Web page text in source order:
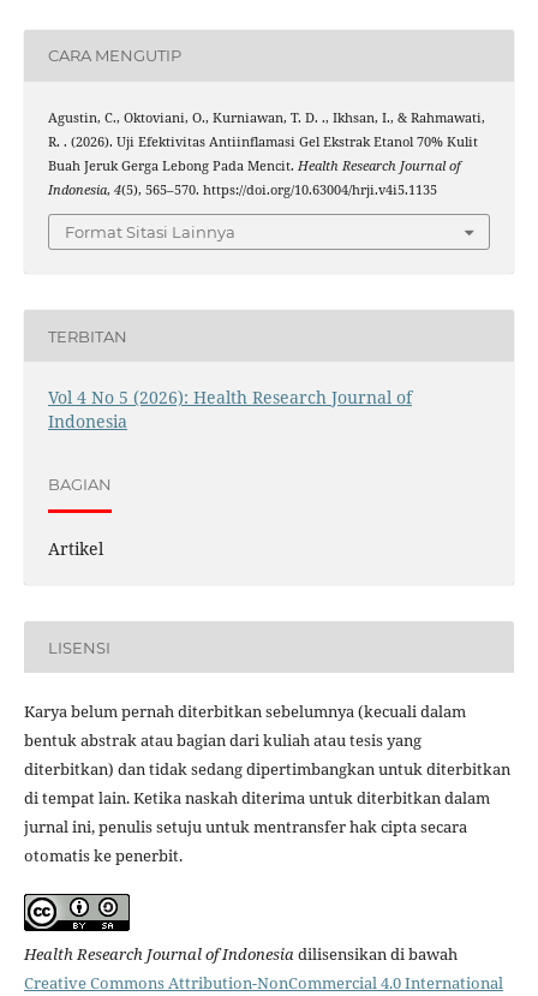
CARA MENGUTIP
Agustin, C., Oktoviani, O., Kurniawan, T. D. ., Ikhsan, I., & Rahmawati,
R. . (2026). Uji Efektivitas Antiinflamasi Gel Ekstrak Etanol 70% Kulit
Buah Jeruk Gerga Lebong Pada Mencit. Health Research Journal of
Indonesia, 4(5), 565–570. https://doi.org/10.63004/hrji.v4i5.1135
Format Sitasi Lainnya
TERBITAN
Vol 4 No 5 (2026): Health Research Journal of
Indonesia
BAGIAN
Artikel
LISENSI
Karya belum pernah diterbitkan sebelumnya (kecuali dalam
bentuk abstrak atau bagian dari kuliah atau tesis yang
diterbitkan) dan tidak sedang dipertimbangkan untuk diterbitkan
di tempat lain. Ketika naskah diterima untuk diterbitkan dalam
jurnal ini, penulis setuju untuk mentransfer hak cipta secara
otomatis ke penerbit.
Health Research Journal of Indonesiadilisensikan di bawah
Creative Commons Attribution-NonCommercial 4.0 International